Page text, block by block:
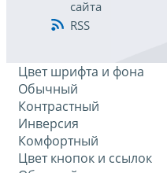
сайта
RSS
Цвет шрифта и фона
Обычный
Контрастный
Инверсия
Комфортный
Цвет кнопок и ссылок